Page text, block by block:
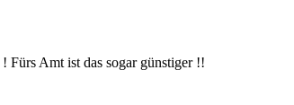
Fürs Amt ist das sogar günstiger !!